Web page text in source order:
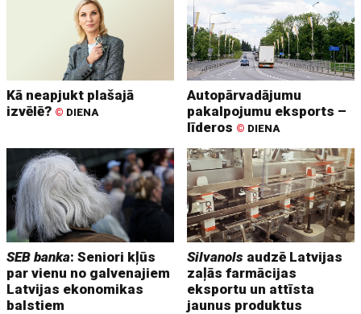
Kā neapjukt plašajā
izvēlē? © DIENA
Autopārvadājumu
pakalpojumu eksports –
līderos © DIENA
SEB banka: Seniori kļūs
par vienu no galvenajiem
Latvijas ekonomikas
balstiem
Silvanols audzē Latvijas
zaļās farmācijas
eksportu un attīsta
jaunus produktus